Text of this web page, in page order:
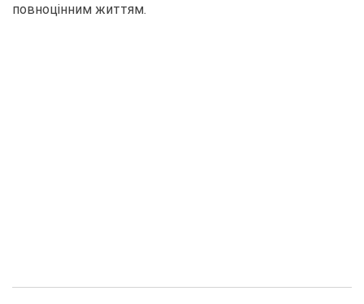
повноцінним життям.